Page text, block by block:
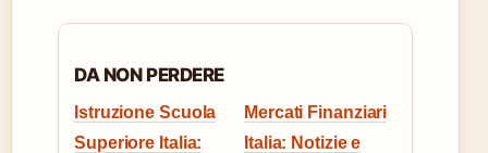
DA NON PERDERE
Istruzione Scuola
Superiore Italia:
Mercati Finanziari
Italia: Notizie e